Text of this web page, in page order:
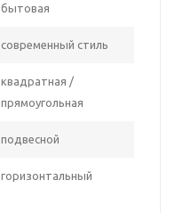
бытовая
современный стиль
квадратная /
прямоугольная
подвесной
горизонтальный